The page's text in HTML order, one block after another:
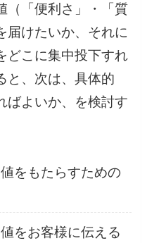
（「便利さ」・「質
届けたいか、それに
どこに集中投下すれ
と、次は、具体的
ばよいか、を検討す
をもたらすための
をお客様に伝える